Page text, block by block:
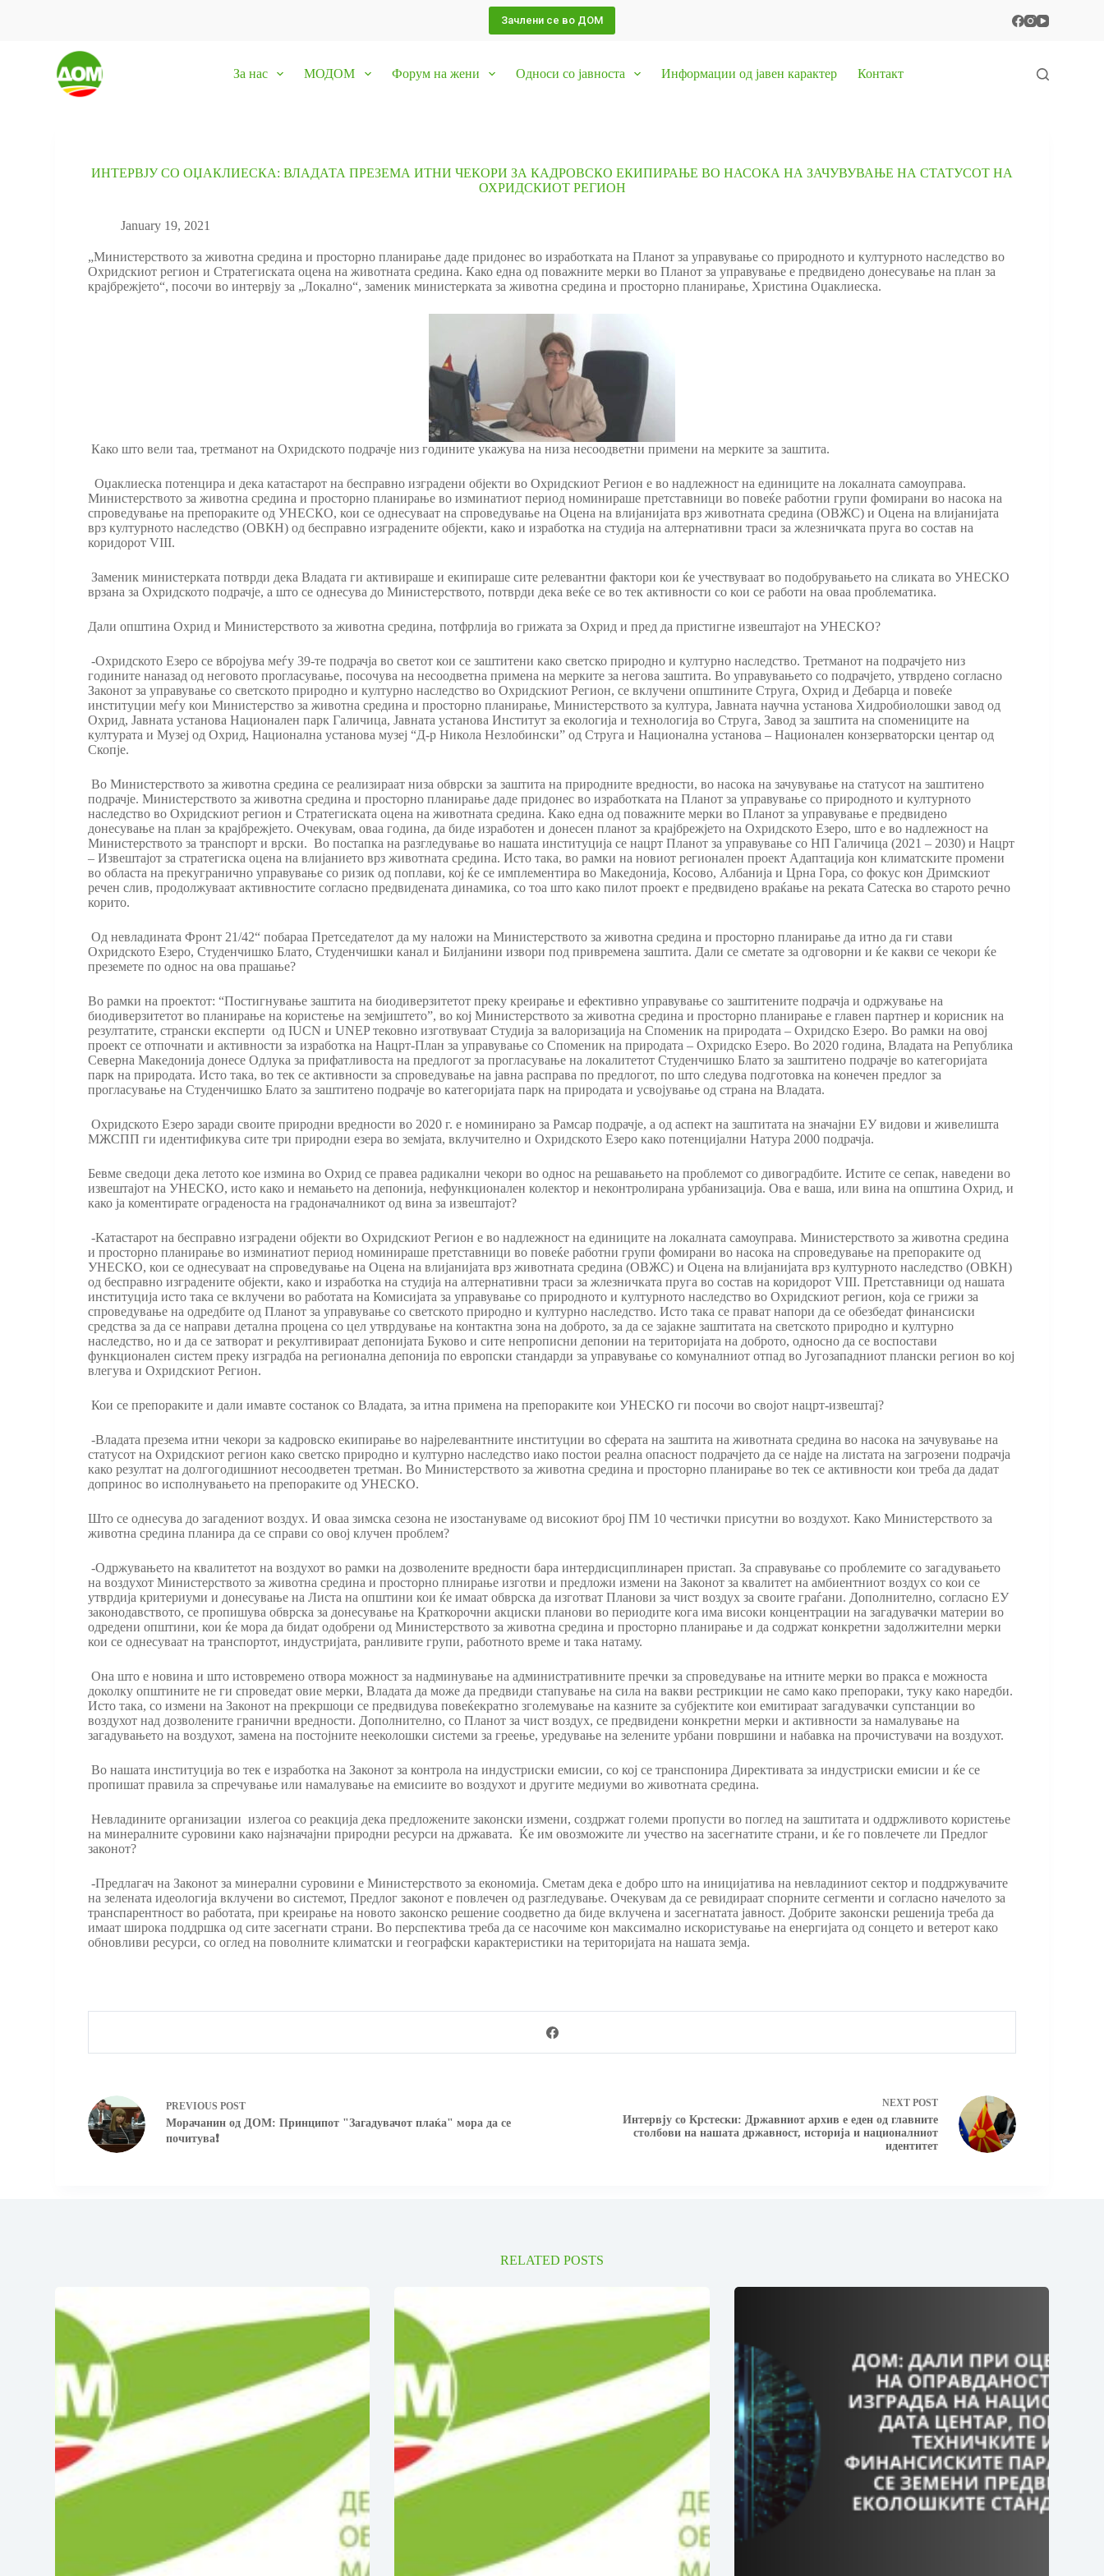
Зачлени се во ДОМ
За нас МОДОМ Форум на жени Односи со јавноста Информации од јавен карактер Контакт
ИНТЕРВЈУ СО ОЏАКЛИЕСКА: ВЛАДАТА ПРЕЗЕМА ИТНИ ЧЕКОРИ ЗА КАДРОВСКО ЕКИПИРАЊЕ ВО НАСОКА НА ЗАЧУВУВАЊЕ НА СТАТУСОТ НА
ОХРИДСКИОТ РЕГИОН
January 19, 2021
„Министерството за животна средина и просторно планирање даде придонес во изработката на Планот за управување со природното и културното наследство во
Охридскиот регион и Стратегиската оцена на животната средина. Како една од поважните мерки во Планот за управување е предвидено донесување на план за
крајбрежјето“, посочи во интервју за „Локално“, заменик министерката за животна средина и просторно планирање, Христина Оџаклиеска.
Како што вели таа, третманот на Охридското подрачје низ годините укажува на низа несоодветни примени на мерките за заштита.
Оџаклиеска потенцира и дека катастарот на бесправно изградени објекти во Охридскиот Регион е во надлежност на единиците на локалната самоуправа.
Министерството за животна средина и просторно планирање во изминатиот период номинираше претставници во повеќе работни групи фомирани во насока на
спроведување на препораките од УНЕСКО, кои се однесуваат на спроведување на Оцена на влијанијата врз животната средина (ОВЖС) и Оцена на влијанијата
врз културното наследство (ОВКН) од бесправно изградените објекти, како и изработка на студија на алтернативни траси за жлезничката пруга во состав на
коридорот VIII.
Заменик министерката потврди дека Владата ги активираше и екипираше сите релевантни фактори кои ќе учествуваат во подобрувањето на сликата во УНЕСКО
врзана за Охридското подрачје, а што се однесува до Министерството, потврди дека веќе се во тек активности со кои се работи на оваа проблематика.
Дали општина Охрид и Министерството за животна средина, потфрлија во грижата за Охрид и пред да пристигне извештајот на УНЕСКО?
-Охридското Езеро се вбројува меѓу 39-те подрачја во светот кои се заштитени како светско природно и културно наследство. Третманот на подрачјето низ
годините наназад од неговото прогласување, посочува на несоодветна примена на мерките за негова заштита. Во управувањето со подрачјето, утврдено согласно
Законот за управување со светското природно и културно наследство во Охридскиот Регион, се вклучени општините Струга, Охрид и Дебарца и повеќе
институции меѓу кои Министерство за животна средина и просторно планирање, Министерството за култура, Јавната научна установа Хидробиолошки завод од
Охрид, Јавната установа Национален парк Галичица, Јавната установа Институт за екологија и технологија во Струга, Завод за заштита на спомениците на
културата и Музеј од Охрид, Национална установа музеј “Д-р Никола Незлобински” од Струга и Национална установа – Национален конзерваторски центар од
Скопје.
Во Министерството за животна средина се реализираат низа обврски за заштита на природните вредности, во насока на зачувување на статусот на заштитено
подрачје. Министерството за животна средина и просторно планирање даде придонес во изработката на Планот за управување со природното и културното
наследство во Охридскиот регион и Стратегиската оцена на животната средина. Како една од поважните мерки во Планот за управување е предвидено
донесување на план за крајбрежјето. Очекувам, оваа година, да биде изработен и донесен планот за крајбрежјето на Охридското Езеро, што е во надлежност на
Министерството за транспорт и врски. Во постапка на разгледување во нашата институција се нацрт Планот за управување со НП Галичица (2021 – 2030) и Нацрт
– Извештајот за стратегиска оцена на влијанието врз животната средина. Исто така, во рамки на новиот регионален проект Адаптација кон климатските промени
во областа на прекугранично управување со ризик од поплави, кој ќе се имплементира во Македонија, Косово, Албанија и Црна Гора, со фокус кон Дримскиот
речен слив, продолжуваат активностите согласно предвидената динамика, со тоа што како пилот проект е предвидено враќање на реката Сатеска во старото речно
корито.
Од невладината Фронт 21/42“ побараа Претседателот да му наложи на Министерството за животна средина и просторно планирање да итно да ги стави
Охридското Езеро, Студенчишко Блато, Студенчишки канал и Билјанини извори под привремена заштита. Дали се сметате за одговорни и ќе какви се чекори ќе
преземете по однос на ова прашање?
Во рамки на проектот: “Постигнување заштита на биодиверзитетот преку креирање и ефективно управување со заштитените подрачја и одржување на
биодиверзитетот во планирање на користење на земјиштето”, во кој Министерството за животна средина и просторно планирање е главен партнер и корисник на
резултатите, странски експерти од IUCN и UNEP тековно изготвуваат Студија за валоризација на Споменик на природата – Охридско Езеро. Во рамки на овој
проект се отпочнати и активности за изработка на Нацрт-План за управување со Споменик на природата – Охридско Езеро. Во 2020 година, Владата на Република
Северна Македонија донесе Одлука за прифатливоста на предлогот за прогласување на локалитетот Студенчишко Блато за заштитено подрачје во категоријата
парк на природата. Исто така, во тек се активности за спроведување на јавна расправа по предлогот, по што следува подготовка на конечен предлог за
прогласување на Студенчишко Блато за заштитено подрачје во категоријата парк на природата и усвојување од страна на Владата.
Охридското Езеро заради своите природни вредности во 2020 г. е номинирано за Рамсар подрачје, а од аспект на заштитата на значајни ЕУ видови и живелишта
МЖСПП ги идентификува сите три природни езера во земјата, вклучително и Охридското Езеро како потенцијални Натура 2000 подрачја.
Бевме сведоци дека летото кое измина во Охрид се правеа радикални чекори во однос на решавањето на проблемот со дивоградбите. Истите се сепак, наведени во
извештајот на УНЕСКО, исто како и немањето на депонија, нефункционален колектор и неконтролирана урбанизација. Ова е ваша, или вина на општина Охрид, и
како ја коментирате ограденоста на градоначалникот од вина за извештајот?
-Катастарот на бесправно изградени објекти во Охридскиот Регион е во надлежност на единиците на локалната самоуправа. Министерството за животна средина
и просторно планирање во изминатиот период номинираше претставници во повеќе работни групи фомирани во насока на спроведување на препораките од
УНЕСКО, кои се однесуваат на спроведување на Оцена на влијанијата врз животната средина (ОВЖС) и Оцена на влијанијата врз културното наследство (ОВКН)
од бесправно изградените објекти, како и изработка на студија на алтернативни траси за жлезничката пруга во состав на коридорот VIII. Претставници од нашата
институција исто така се вклучени во работата на Комисијата за управување со природното и културното наследство во Охридскиот регион, која се грижи за
спроведување на одредбите од Планот за управување со светското природно и културно наследство. Исто така се прават напори да се обезбедат финансиски
средства за да се направи детална процена со цел утврдување на контактна зона на доброто, за да се зајакне заштитата на светското природно и културно
наследство, но и да се затворат и рекултивираат депонијата Буково и сите непрописни депонии на територијата на доброто, односно да се воспостави
функционален систем преку изградба на регионална депонија по европски стандарди за управување со комуналниот отпад во Југозападниот плански регион во кој
влегува и Охридскиот Регион.
Кои се препораките и дали имавте состанок со Владата, за итна примена на препораките кои УНЕСКО ги посочи во својот нацрт-извештај?
-Владата презема итни чекори за кадровско екипирање во најрелевантните институции во сферата на заштита на животната средина во насока на зачувување на
статусот на Охридскиот регион како светско природно и културно наследство иако постои реална опасност подрачјето да се најде на листата на загрозени подрачја
како резултат на долгогодишниот несоодветен третман. Во Министерството за животна средина и просторно планирање во тек се активности кои треба да дадат
допринос во исполнувањето на препораките од УНЕСКО.
Што се однесува до загадениот воздух. И оваа зимска сезона не изостануваме од високиот број ПМ 10 честички присутни во воздухот. Како Министерството за
животна средина планира да се справи со овој клучен проблем?
-Одржувањето на квалитетот на воздухот во рамки на дозволените вредности бара интердисциплинарен пристап. За справување со проблемите со загадувањето
на воздухот Министерството за животна средина и просторно плнирање изготви и предложи измени на Законот за квалитет на амбиентниот воздух со кои се
утврдија критериуми и донесување на Листа на општини кои ќе имаат обврска да изготват Планови за чист воздух за своите граѓани. Дополнително, согласно ЕУ
законодавството, се пропишува обврска за донесување на Краткорочни акциски планови во периодите кога има високи концентрации на загадувачки материи во
одредени општини, кои ќе мора да бидат одобрени од Министерството за животна средина и просторно планирање и да содржат конкретни задолжителни мерки
кои се однесуваат на транспортот, индустријата, ранливите групи, работното време и така натаму.
Она што е новина и што истовремено отвора можност за надминување на административните пречки за спроведување на итните мерки во пракса е можноста
доколку општините не ги спроведат овие мерки, Владата да може да предвиди стапување на сила на вакви рестрикции не само како препораки, туку како наредби.
Исто така, со измени на Законот на прекршоци се предвидува повеќекратно зголемување на казните за субјектите кои емитираат загадувачки супстанции во
воздухот над дозволените гранични вредности. Дополнително, со Планот за чист воздух, се предвидени конкретни мерки и активности за намалување на
загадувањето на воздухот, замена на постојните нееколошки системи за греење, уредување на зелените урбани површини и набавка на прочистувачи на воздухот.
Во нашата институција во тек е изработка на Законот за контрола на индустриски емисии, со кој се транспонира Директивата за индустриски емисии и ќе се
пропишат правила за спречување или намалување на емисиите во воздухот и другите медиуми во животната средина.
Невладините организации излегоа со реакција дека предложените законски измени, создржат големи пропусти во поглед на заштитата и оддржливото користење
на минералните суровини како најзначајни природни ресурси на државата. Ќе им овозможите ли учество на засегнатите страни, и ќе го повлечете ли Предлог
законот?
-Предлагач на Законот за минерални суровини е Министерството за економија. Сметам дека е добро што на иницијатива на невладиниот сектор и поддржувачите
на зелената идеологија вклучени во системот, Предлог законот е повлечен од разгледување. Очекувам да се ревидираат спорните сегменти и согласно начелото за
транспарентност во работата, при креирање на новото законско решение соодветно да биде вклучена и засегнатата јавност. Добрите законски решенија треба да
имаат широка поддршка од сите засегнати страни. Во перспектива треба да се насочиме кон максимално искористување на енергијата од сонцето и ветерот како
обновливи ресурси, со оглед на поволните климатски и географски карактеристики на територијата на нашата земја.
PREVIOUSPOST
Морачанин од ДОМ: Принципот "Загадувачот плаќа" мора да се
почитува❗
NEXT POST
Интервју со Крстески: Државниот архив е еден од главните
столбови на нашата државност, историја и националниот
идентитет
RELATED POSTS